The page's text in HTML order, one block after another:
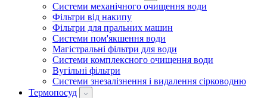
Системи механічного очищення води
Фільтри від накипу
Фільтри для пральних машин
Системи пом'якшення води
Магістральні фільтри для води
Системи комплексного очищення води
Вугільні фільтри
Системи знезалізнення і видалення сірководню
Термопосуд